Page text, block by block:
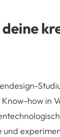
how in
und